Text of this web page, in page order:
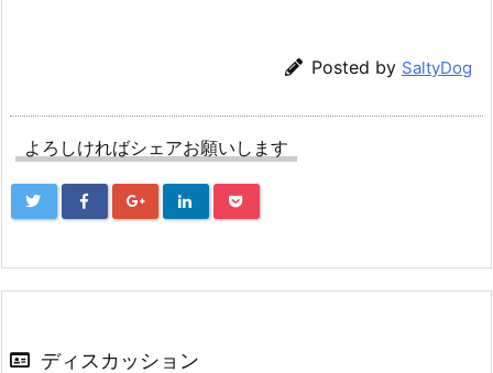
Posted by SaltyDog
よろしければシェアお願いします
ディスカッション